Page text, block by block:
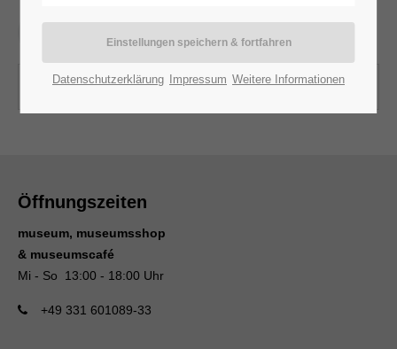
For the hearing impaired
Öffnungszeiten
museum, museumsshop
& museumscafé
Mi - So 13:00 - 18:00 Uhr
+49 331 601089-33
Datenschutzerklärung Impressum Weitere Informationen